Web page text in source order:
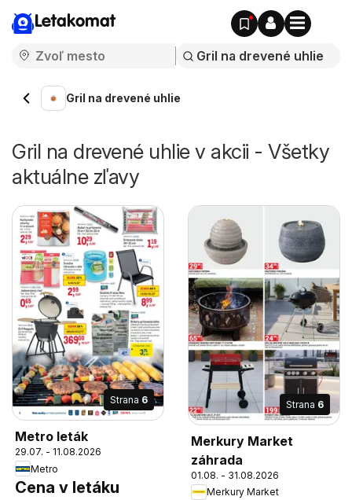
Letakomat
Gril na drevené uhlie
Gril na drevené uhlie v akcii - Všetky
aktuálne zľavy
Strana 6
Metro leták
29.07. - 11.08.2026
Metro
Cena v letáku
Strana 6
Merkury Market
záhrada
01.08. - 31.08.2026
Merkury Market